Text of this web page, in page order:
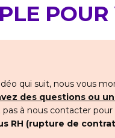
qui suit, nous vous
des questions ou
pas à nous contacter
RH (rupture de